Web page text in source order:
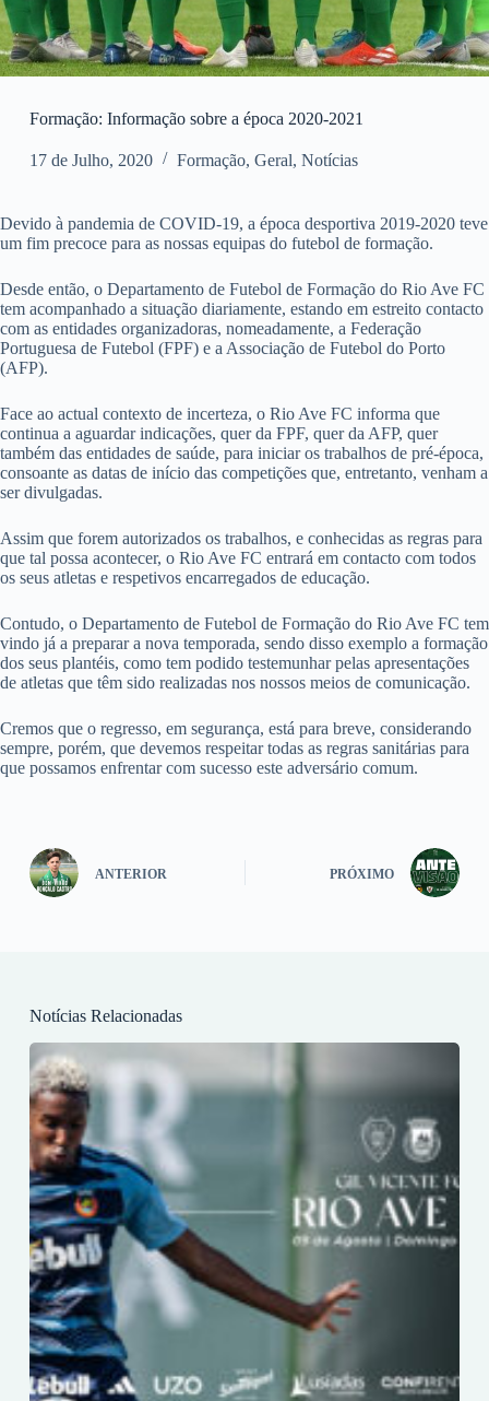
Formação: Informação sobre a época 2020-2021
17 de Julho, 2020 Formação, Geral, Notícias
Devido à pandemia de COVID-19, a época desportiva 2019-2020 teve
um fim precoce para as nossas equipas do futebol de formação.
Desde então, o Departamento de Futebol de Formação do Rio Ave FC
tem acompanhado a situação diariamente, estando em estreito contacto
com as entidades organizadoras, nomeadamente, a Federação
Portuguesa de Futebol (FPF) e a Associação de Futebol do Porto
(AFP).
Face ao actual contexto de incerteza, o Rio Ave FC informa que
continua a aguardar indicações, quer da FPF, quer da AFP, quer
também das entidades de saúde, para iniciar os trabalhos de pré-época,
consoante as datas de início das competições que, entretanto, venham a
ser divulgadas.
Assim que forem autorizados os trabalhos, e conhecidas as regras para
que tal possa acontecer, o Rio Ave FC entrará em contacto com todos
os seus atletas e respetivos encarregados de educação.
Contudo, o Departamento de Futebol de Formação do Rio Ave FC tem
vindo já a preparar a nova temporada, sendo disso exemplo a formação
dos seus plantéis, como tem podido testemunhar pelas apresentações
de atletas que têm sido realizadas nos nossos meios de comunicação.
Cremos que o regresso, em segurança, está para breve, considerando
sempre, porém, que devemos respeitar todas as regras sanitárias para
que possamos enfrentar com sucesso este adversário comum.
ANTERIOR PRÓXIMO
Notícias Relacionadas